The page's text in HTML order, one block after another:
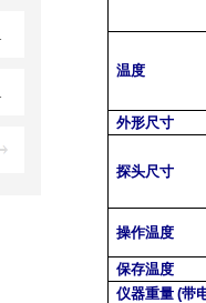
温度
外形尺寸
探头尺寸
操作温度
保存温度
仪器重量(带